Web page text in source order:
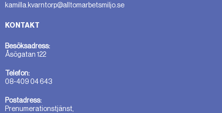
kamilla.kvarntorp@alltomarbetsmiljo.se
KONTAKT
Besöksadress:
Åsögatan 122
Telefon:
08-409 04 643
Postadress:
Prenumerationstjänst,